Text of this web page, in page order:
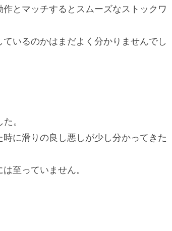
とマッチするとスムーズなストックワ
いるのかはまだよく分かりませんでし
。
に滑りの良し悪しが少し分かってきた
至っていません。